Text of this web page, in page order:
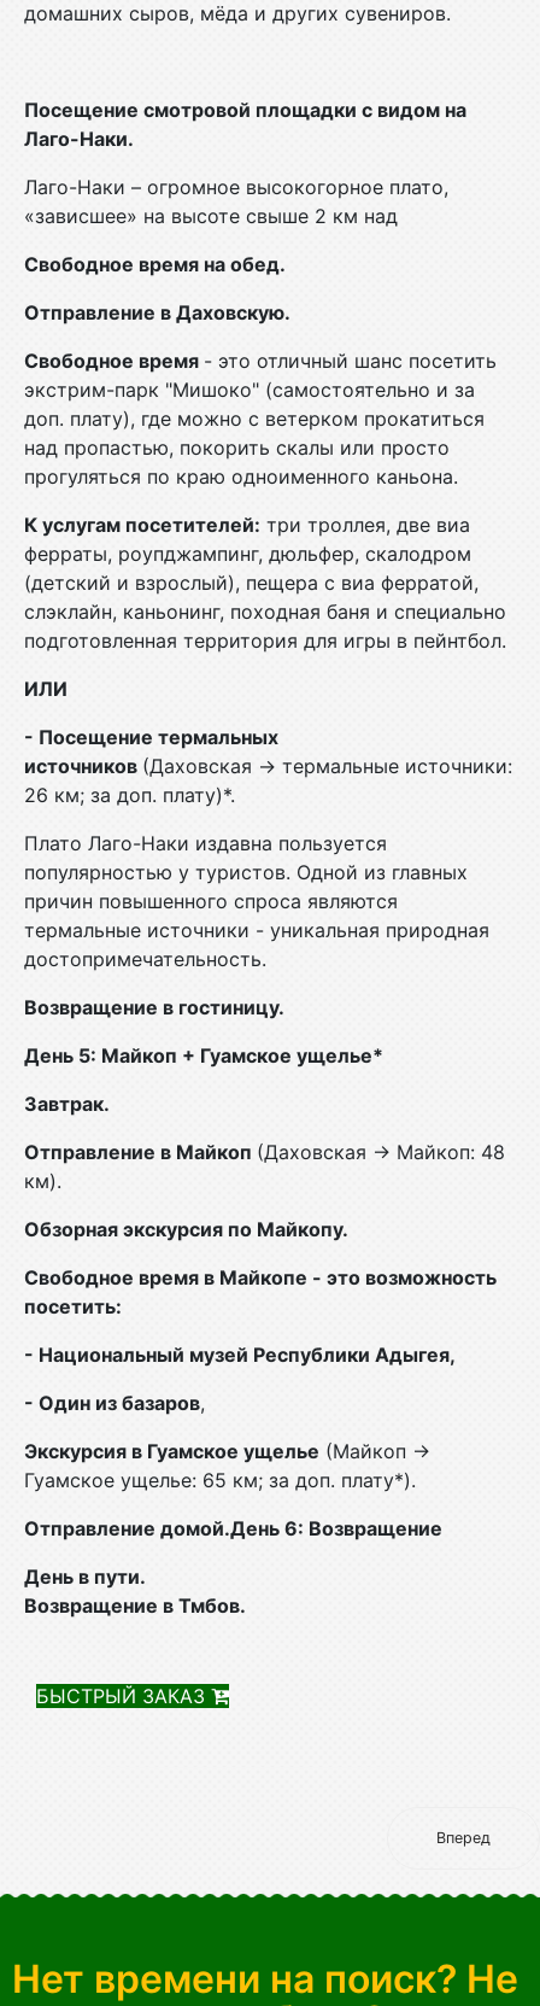
домашних сыров, мёда и других сувениров.
Посещение смотровой площадки с видом на
Лаго-Наки.
Лаго-Наки – огромное высокогорное плато,
«зависшее» на высоте свыше 2 км над
Свободное время на обед.
Отправление в Даховскую.
Свободное время - это отличный шанс посетить
экстрим-парк "Мишоко" (самостоятельно и за
доп. плату), где можно с ветерком прокатиться
над пропастью, покорить скалы или просто
прогуляться по краю одноименного каньона.
К услугам посетителей: три троллея, две виа
ферраты, роупджампинг, дюльфер, скалодром
(детский и взрослый), пещера с виа ферратой,
слэклайн, каньонинг, походная баня и специально
подготовленная территория для игры в пейнтбол.
ИЛИ
- Посещение термальных
источников (Даховская → термальные источники:
26 км; за доп. плату)*.
Плато Лаго-Наки издавна пользуется
популярностью у туристов. Одной из главных
причин повышенного спроса являются
термальные источники - уникальная природная
достопримечательность.
Возвращение в гостиницу.
День 5: Майкоп + Гуамское ущелье*
Завтрак.
Отправление в Майкоп (Даховская → Майкоп: 48
км).
Обзорная экскурсия по Майкопу.
Свободное время в Майкопе - это возможность
посетить:
- Национальный музей Республики Адыгея,
- Один из базаров,
Экскурсия в Гуамское ущелье (Майкоп →
Гуамское ущелье: 65 км; за доп. плату*).
Отправление домой.День 6: Возвращение
День в пути.
Возвращение в Тмбов.
БЫСТРЫЙ ЗАКАЗ
Вперед
Нет времени на поиск? Не